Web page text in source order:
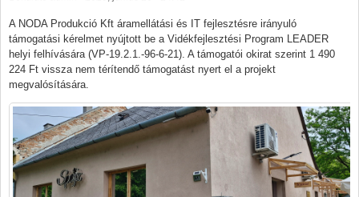
A NODA Produkció Kft áramellátási és IT fejlesztésre irányuló
támogatási kérelmet nyújtott be a Vidékfejlesztési Program LEADER
helyi felhívására (VP-19.2.1.-96-6-21). A támogatói okirat szerint 1 490
224 Ft vissza nem térítendő támogatást nyert el a projekt
megvalósítására.